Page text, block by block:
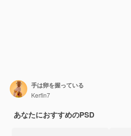
手は卵を握っている
Kerfin7
あなたにおすすめのPSD